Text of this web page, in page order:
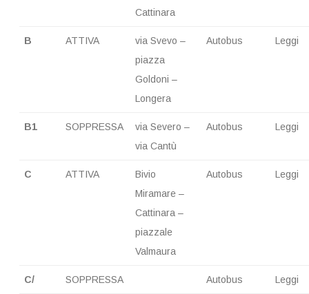
Cattinara
B ATTIVA
via Svevo –
piazza
Goldoni –
Longera
Autobus Leggi
B1 SOPPRESSA
via Severo –
via Cantù
Autobus Leggi
C ATTIVA
Bivio
Miramare –
Cattinara –
piazzale
Valmaura
Autobus Leggi
C/ SOPPRESSA Autobus Leggi